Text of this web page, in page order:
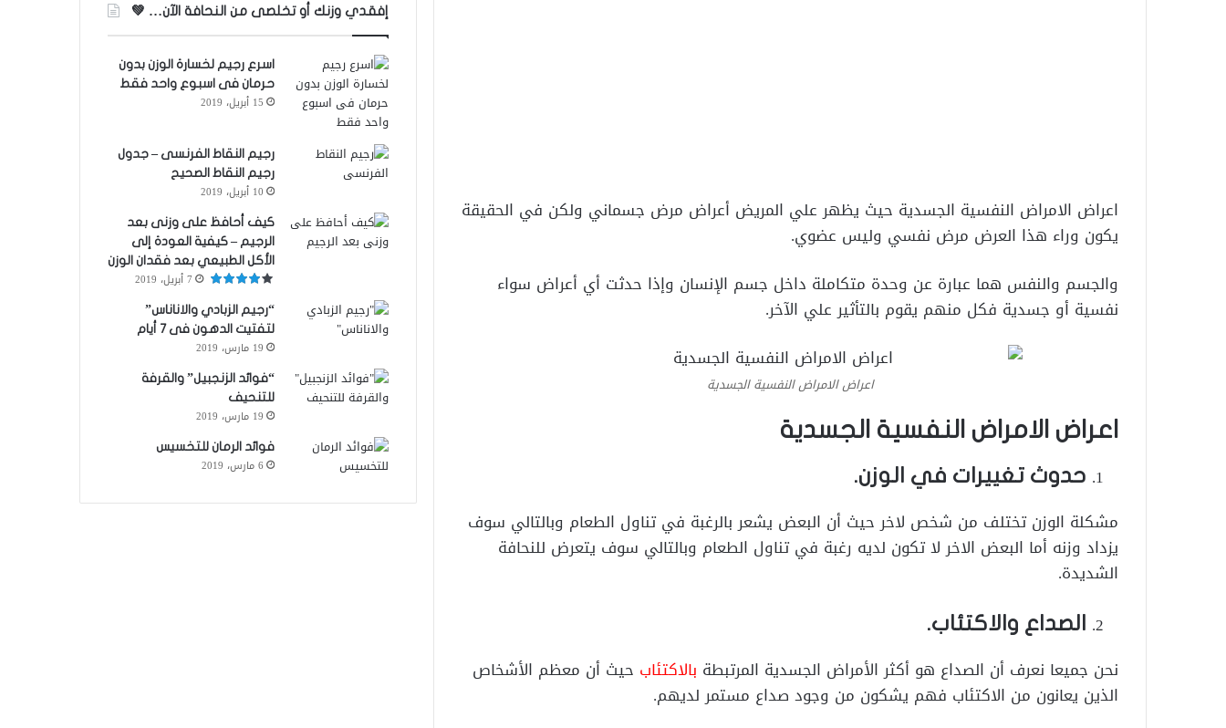
اعراض الامراض النفسية الجسدية حيث يظهر علي المريض أعراض مرض جسماني ولكن في الحقيقة
يكون وراء هذا العرض مرض نفسي وليس عضوي.
والجسم والنفس هما عبارة عن وحدة متكاملة داخل جسم الإنسان وإذا حدثت أي أعراض سواء
نفسية أو جسدية فكل منهم يقوم بالتأثير علي الآخر.
اعراض الامراض النفسية الجسدية
اعراض الامراض النفسية الجسدية
حدوث تغييرات في الوزن.
مشكلة الوزن تختلف من شخص لاخر حيث أن البعض يشعر بالرغبة في تناول الطعام وبالتالي سوف
يزداد وزنه أما البعض الاخر لا تكون لديه رغبة في تناول الطعام وبالتالي سوف يتعرض للنحافة
الشديدة.
الصداع والاكتئاب.
نحن جميعا نعرف أن الصداع هو أكثر الأمراض الجسدية المرتبطة بالاكتئاب حيث أن معظم الأشخاص
الذين يعانون من الاكتئاب فهم يشكون من وجود صداع مستمر لديهم.
إفقدي وزنك أو تخلصى من النحافة الآن… 💚
اسرع رجيم لخسارة الوزن بدون
حرمان فى اسبوع واحد فقط
15 أبريل، 2019
رجيم النقاط الفرنسى – جدول
رجيم النقاط الصحيح
10 أبريل، 2019
كيف أحافظ على وزنى بعد
الرجيم – كيفية العودة إلى
الأكل الطبيعي بعد فقدان الوزن
7 أبريل، 2019
“رجيم الزبادي والاناناس”
لتفتيت الدهون فى 7 أيام
19 مارس، 2019
“فوائد الزنجبيل” والقرفة
للتنحيف
19 مارس، 2019
فوائد الرمان للتخسيس
6 مارس، 2019